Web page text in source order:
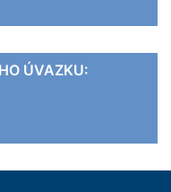
ÚVAZKU: